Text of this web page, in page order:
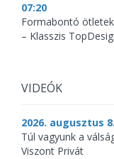
07:20
Formabontó
– Klasszis
VIDEÓK
2026. augusztus 8.
Túl vagyunk a
Viszont Privát